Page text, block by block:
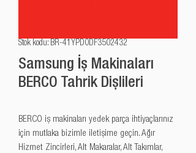
Stok kodu: BR-41YPD0DF3502432
Samsung İş Makinaları
BERCO Tahrik Dişlileri
BERCO iş makinaları yedek parça ihtiyaçlarınız
için mutlaka bizimle iletişime geçin. Ağır
Hizmet Zincirleri, Alt Makaralar, Alt Takımlar,